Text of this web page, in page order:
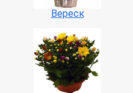
Вереск